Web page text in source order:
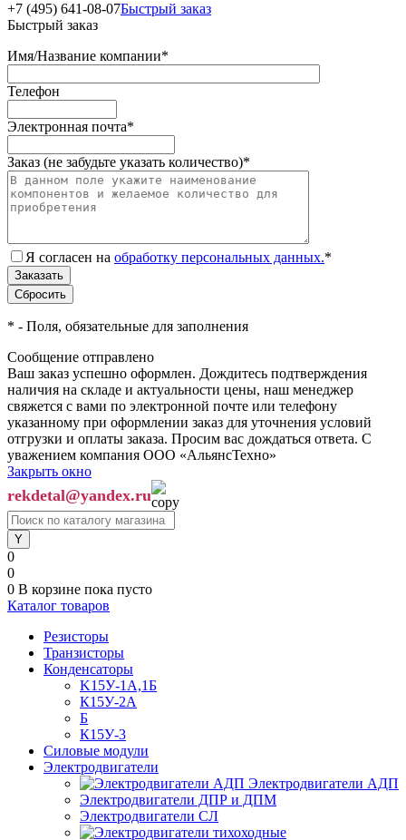
+7 (495) 641-08-07Быстрый заказ
Быстрый заказ
Имя/Название компании*
Телефон
Электронная почта*
Заказ (не забудьте указать количество)*
Я согласен на обработку персональных данных.*
* - Поля, обязательные для заполнения
Сообщение отправлено
Ваш заказ успешно оформлен. Дождитесь подтверждения
наличия на складе и актуальности цены, наш менеджер
свяжется с вами по электронной почте или телефону
указанному при оформлении заказ для уточнения условий
отгрузки и оплаты заказа. Просим вас дождаться ответа. С
уважением компания ООО «АльянсТехно»
Закрыть окно
rekdetal@yandex.ru
0
0
0 В корзине пока пусто
Каталог товаров
Резисторы
Транзисторы
Конденсаторы
K15У-1А,1Б
К15У-2А
Б
К15У-3
Силовые модули
Электродвигатели
Электродвигатели АДП
Электродвигатели ДПР и ДПМ
Электродвигатели СЛ